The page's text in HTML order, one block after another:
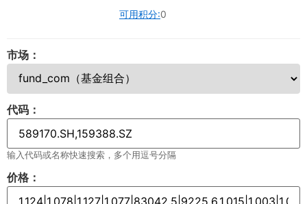
可用积分:0
市场：
代码：
输入代码或名称快速搜索，多个用逗号分隔
价格：